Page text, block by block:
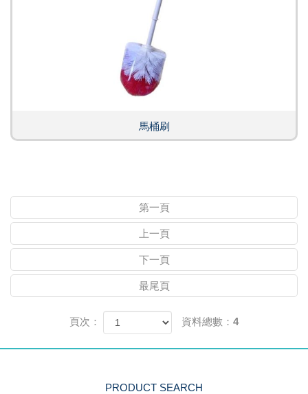
馬桶刷
第一頁
上一頁
下一頁
最尾頁
頁次： 資料總數：4
PRODUCT SEARCH